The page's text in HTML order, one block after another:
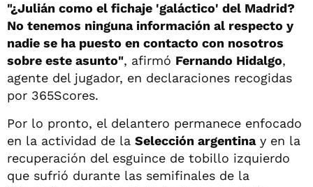
"¿Julián como el fichaje 'galáctico' del Madrid?
No tenemos ninguna información al respecto y
nadie se ha puesto en contacto con nosotros
sobre este asunto", afirmó Fernando Hidalgo,
agente del jugador, en declaraciones recogidas
por 365Scores.
Por lo pronto, el delantero permanece enfocado
en la actividad de la Selección argentinay en la
recuperación del esguince de tobillo izquierdo
que sufrió durante las semifinales de la